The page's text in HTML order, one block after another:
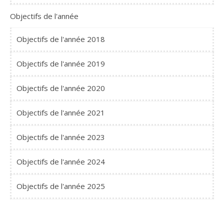
Objectifs de l'année
Objectifs de l'année 2018
Objectifs de l'année 2019
Objectifs de l'année 2020
Objectifs de l'année 2021
Objectifs de l'année 2023
Objectifs de l'année 2024
Objectifs de l'année 2025